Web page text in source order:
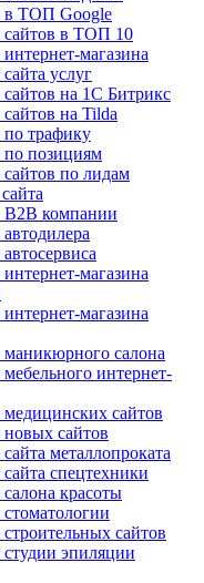
в ТОП Google
в ТОП 10
магазина
услуг
на 1С Битрикс
на Tilda
трафику
позициям
по лидам
компании
магазина
магазина
салона
интернет-
сайтов
сайтов
металлопроката
спецтехники
красоты
сайтов
эпиляции